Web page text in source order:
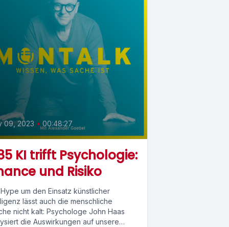
09, 2023 • 00:48:27
KI trifft Psychologie:
und Risiko
um den Einsatz künstlicher
lässt auch die menschliche
nicht kalt: Psychologe John Haas
die Auswirkungen auf unsere